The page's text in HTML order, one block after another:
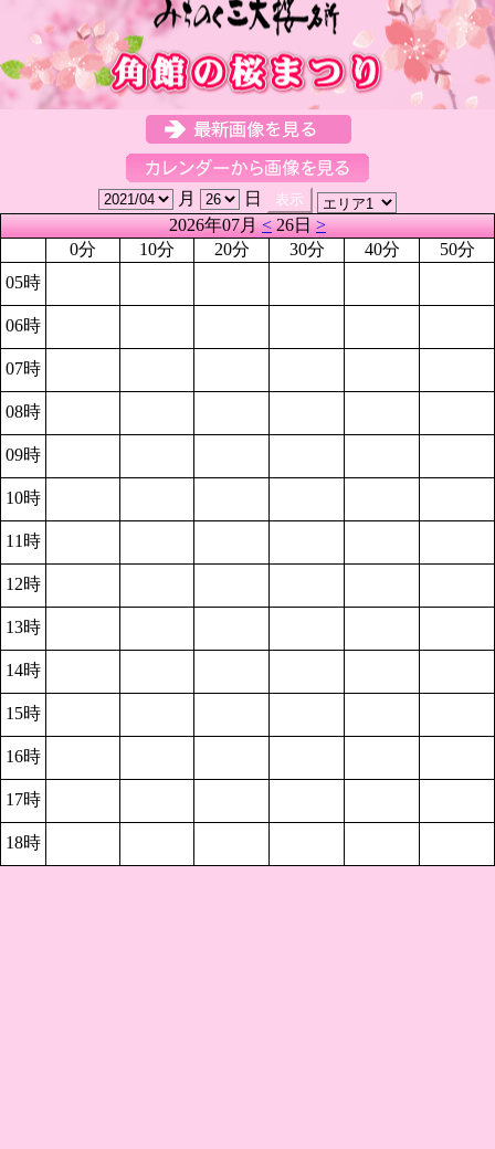
月
日
2026年07月<26日>
0分
10分 20分 30分 40分
50分
05時
06時
07時
08時
09時
10時
11時
12時
13時
14時
15時
16時
17時
18時